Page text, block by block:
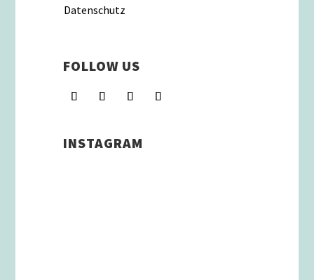
Datenschutz
FOLLOW US
INSTAGRAM